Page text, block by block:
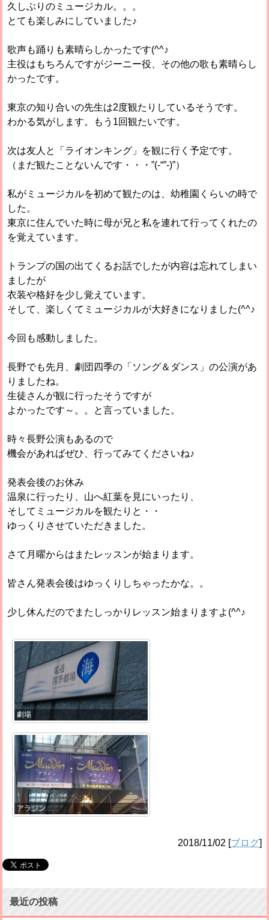
久しぶりのミュージカル。。。
とても楽しみにしていました♪
歌声も踊りも素晴らしかったです(^^♪
主役はもちろんですがジーニー役、その他の歌も素晴らし
かったです。
東京の知り合いの先生は2度観たりしているそうです。
わかる気がします。もう1回観たいです。
次は友人と「ライオンキング」を観に行く予定です。
（まだ観たことないんです・・・”(-“”-)”）
私がミュージカルを初めて観たのは、幼稚園くらいの時で
した。
東京に住んでいた時に母が兄と私を連れて行ってくれたの
を覚えています。
トランプの国の出てくるお話でしたが内容は忘れてしまい
ましたが
衣装や格好を少し覚えています。
そして、楽しくてミュージカルが大好きになりました(^^♪
今回も感動しました。
長野でも先月、劇団四季の「ソング＆ダンス」の公演があ
りましたね。
生徒さんが観に行ったそうですが
よかったです～。。と言っていました。
時々長野公演もあるので
機会があればぜひ、行ってみてくださいね♪
発表会後のお休み
温泉に行ったり、山へ紅葉を見にいったり、
そしてミュージカルを観たりと・・
ゆっくりさせていただきました。
さて月曜からはまたレッスンが始まります。
皆さん発表会後はゆっくりしちゃったかな。。
少し休んだのでまたしっかりレッスン始まりますよ(^^♪
劇場
アラジン
2018/11/02 [ブログ]
最近の投稿